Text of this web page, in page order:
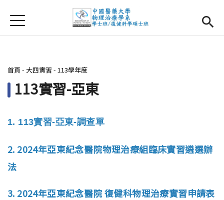
首頁
首頁
系所簡介
Open
大四實習
Jump to Navigation
Jump to Main content
您在這裡
首頁 - 大四實習 - 113學年度
113實習-亞東
1. 113實習-亞東-調查單
2. 2024年亞東紀念醫院物理治療組臨床實習遴選辦
法
3. 2024年亞東紀念醫院 復健科物理治療實習申請表